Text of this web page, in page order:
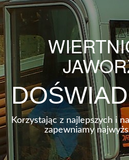
Korzystając z najlepszych i
zapewniamy